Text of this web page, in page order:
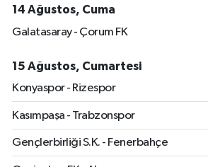
14 Ağustos, Cuma
Galatasaray - Çorum FK
15 Ağustos, Cumartesi
Konyaspor - Rizespor
Kasımpaşa - Trabzonspor
Gençlerbirliği S.K. - Fenerbahçe